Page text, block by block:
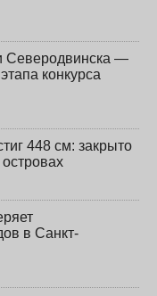
Северодвинска —
конкурса
448 см: закрыто
в Санкт-